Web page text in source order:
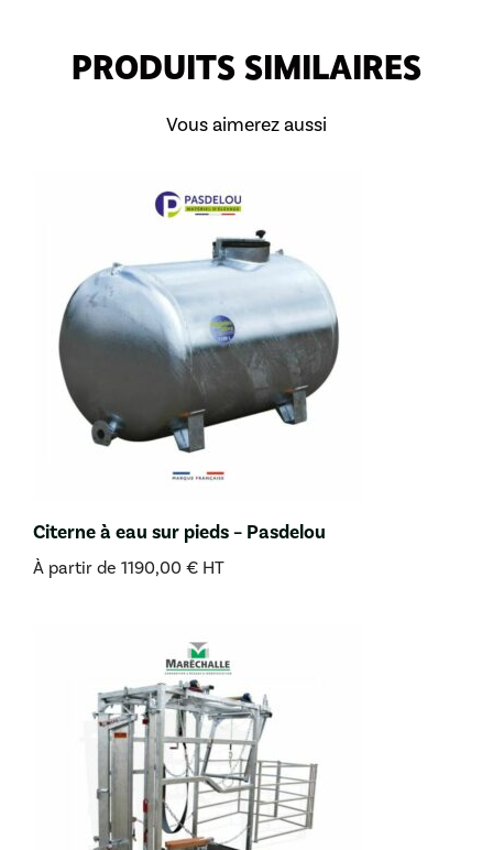
PRODUITS SIMILAIRES
Vous aimerez aussi
Citerne à eau sur pieds – Pasdelou
À partir de 1190,00 € HT